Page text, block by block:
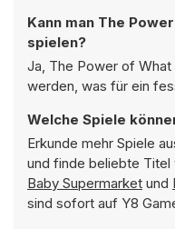
Kann man The
spielen?
Ja, The Power of
werden, was für ein
Welche Spiele
Erkunde mehr Spiele
und finde beliebte Titel
Baby Supermarket und
sind sofort auf Y8